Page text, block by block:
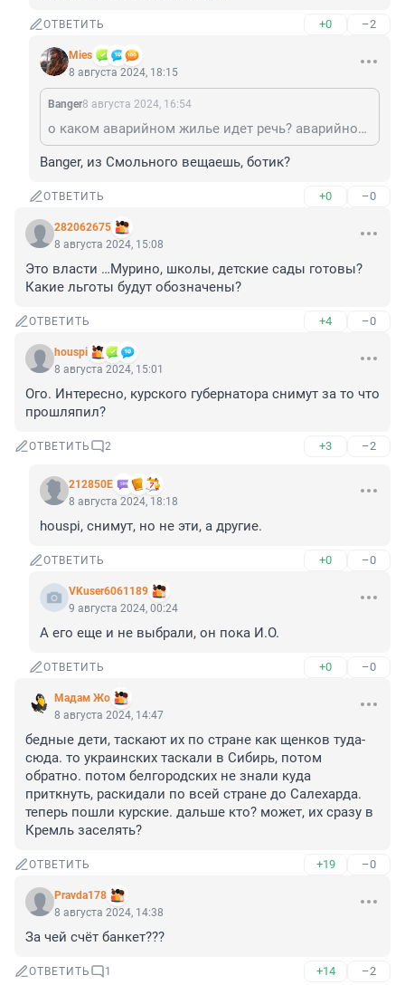
ОТВЕТИТЬ +0 –2
Mies
8 августа 2024, 18:15
Banger8 августа 2024, 16:54
о каком аварийном жилье идет речь? аварийное жилье расселяется чуть ли не в принудительном порядке во избежание жертв.
Banger, из Смольного вещаешь, ботик?
ОТВЕТИТЬ +0 –0
282062675
8 августа 2024, 15:08
Это власти …Мурино, школы, детские сады готовы?
Какие льготы будут обозначены?
ОТВЕТИТЬ +4 –0
houspi
8 августа 2024, 15:01
Ого. Интересно, курского губернатора снимут за то что
прошляпил?
ОТВЕТИТЬ 2 +3 –2
212850Е
8 августа 2024, 18:18
houspi, снимут, но не эти, а другие.
ОТВЕТИТЬ +0 –0
VKuser6061189
9 августа 2024, 00:24
А его еще и не выбрали, он пока И.О.
ОТВЕТИТЬ +0 –0
Мадам Жо
8 августа 2024, 14:47
бедные дети, таскают их по стране как щенков туда-
сюда. то украинских таскали в Сибирь, потом
обратно. потом белгородских не знали куда
приткнуть, раскидали по всей стране до Салехарда.
теперь пошли курские. дальше кто? может, их сразу в
Кремль заселять?
ОТВЕТИТЬ +19 –0
Pravda178
8 августа 2024, 14:38
За чей счёт банкет???
ОТВЕТИТЬ 1 +14 –2